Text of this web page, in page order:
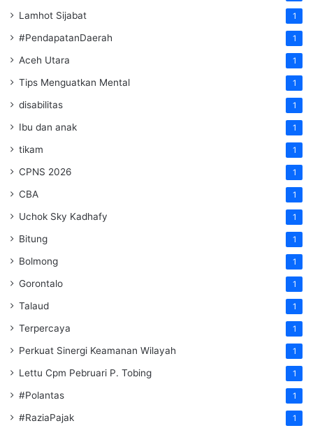
Lamhot Sijabat 1
#PendapatanDaerah 1
Aceh Utara 1
Tips Menguatkan Mental 1
disabilitas 1
Ibu dan anak 1
tikam 1
CPNS 2026 1
CBA 1
Uchok Sky Kadhafy 1
Bitung 1
Bolmong 1
Gorontalo 1
Talaud 1
Terpercaya 1
Perkuat Sinergi Keamanan Wilayah 1
Lettu Cpm Pebruari P. Tobing 1
#Polantas 1
#RaziaPajak 1